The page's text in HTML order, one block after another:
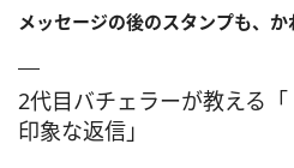
メッセージの後のスタンプも、
2代目バチェラーが教える
印象な返信」